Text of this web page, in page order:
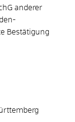
anderer
Bestätigung